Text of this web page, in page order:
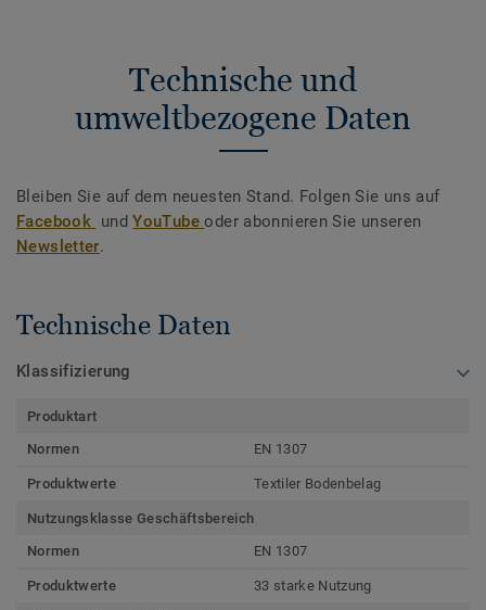
Technische und
umweltbezogene Daten
Bleiben Sie auf dem neuesten Stand. Folgen Sie uns auf
Facebook undYouTubeoder abonnieren Sie unseren
Newsletter.
Technische Daten
Klassifizierung
Produktart
Normen
EN 1307
Produktwerte Textiler Bodenbelag
Nutzungsklasse Geschäftsbereich
Normen
EN 1307
Produktwerte 33 starke Nutzung